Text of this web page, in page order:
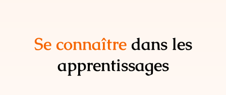
Se connaître dans les
apprentissages